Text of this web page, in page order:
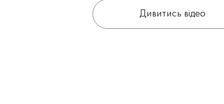
Дивитись відео